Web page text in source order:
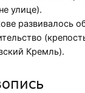
улице).
развивалось
Кремль).